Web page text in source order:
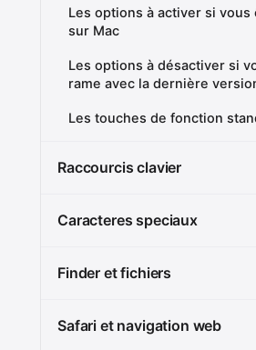
Les options à activer si vous
sur Mac
Les options à désactiver si
rame avec la dernière
Les touches de fonction
Raccourcis clavier
Caracteres speciaux
Finder et fichiers
Safari et navigation web